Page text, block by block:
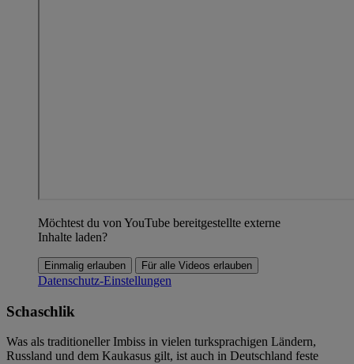
Möchtest du von YouTube bereitgestellte externe
Inhalte laden?
Einmalig erlauben Für alle Videos erlauben
Datenschutz-Einstellungen
Schaschlik
Was als traditioneller Imbiss in vielen turksprachigen Ländern,
Russland und dem Kaukasus gilt, ist auch in Deutschland feste